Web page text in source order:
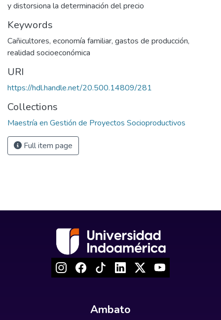
y distorsiona la determinación del precio
Keywords
Cañicultores, economía familiar, gastos de producción,
realidad socioeconómica
URI
https://hdl.handle.net/20.500.14809/281
Collections
Maestría en Gestión de Proyectos Socioproductivos
Full item page
Ambato